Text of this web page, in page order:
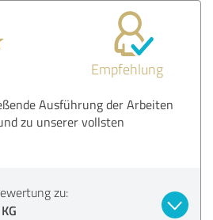
Empfehlung
Ausführung der Arbeiten
zu unserer vollsten
zu: